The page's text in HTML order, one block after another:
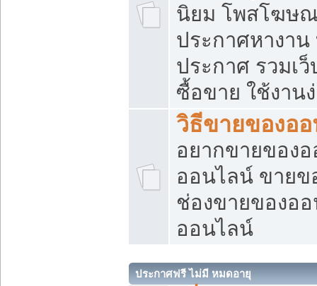
นิยม โพสโฆษ
ประกาศหางาน
ประกาศ รวมเ
ซื้อขาย ใช้งาน
วิธีขายของอ
อยากขายของ
ออนไลน์ ขายข
ช่องขายของอ
ออนไลน์
ประกาศฟรี ไม่มี หมดอายุ